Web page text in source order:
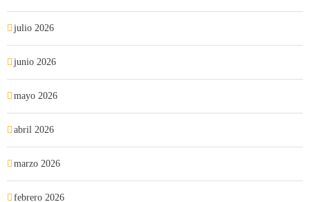
julio 2026
junio 2026
mayo 2026
abril 2026
marzo 2026
febrero 2026